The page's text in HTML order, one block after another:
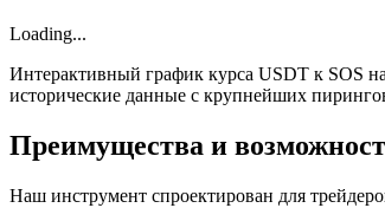
Loading...
Интерактивный график курса USDT к SOS
исторические данные с крупнейших
Преимущества и
Наш инструмент спроектирован для